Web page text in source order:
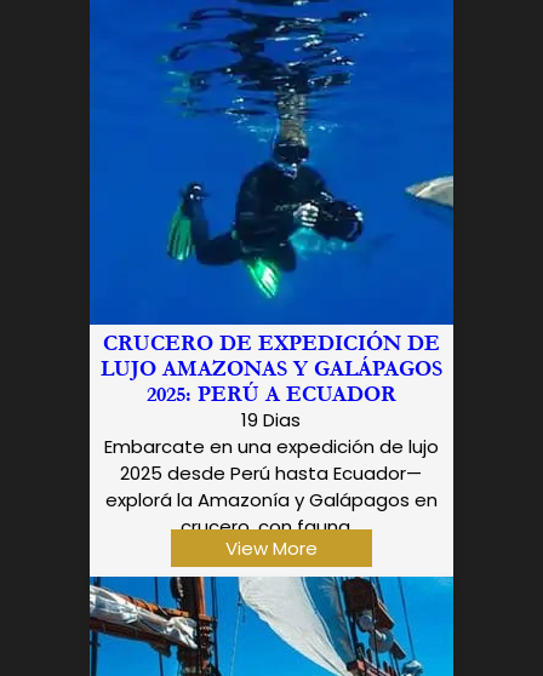
CRUCERO DE EXPEDICIÓN DE
LUJO AMAZONAS Y GALÁPAGOS
2025: PERÚ A ECUADOR
19 Dias
Embarcate en una expedición de lujo
2025 desde Perú hasta Ecuador—
explorá la Amazonía y Galápagos en
crucero, con fauna...
View More